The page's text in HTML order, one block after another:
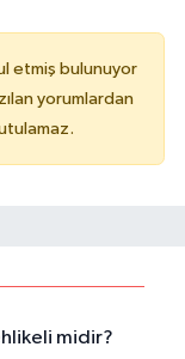
etmiş bulunuyor
yorumlardan
midir?